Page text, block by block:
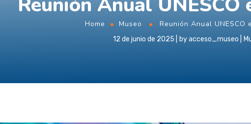
Home Museo Reunión Anual UNESCO
12 de junio de 2025 byacceso_museo